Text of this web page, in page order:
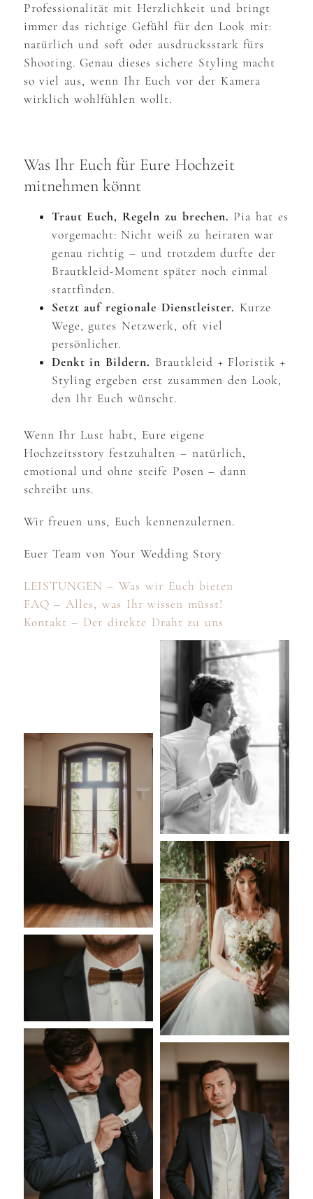
Professionalität mit Herzlichkeit und bringt
immer das richtige Gefühl für den Look mit:
natürlich und soft oder ausdrucksstark fürs
Shooting. Genau dieses sichere Styling macht
so viel aus, wenn Ihr Euch vor der Kamera
wirklich wohlfühlen wollt.
Was Ihr Euch für Eure Hochzeit
mitnehmen könnt
Traut Euch, Regeln zu brechen. Pia hat es
vorgemacht: Nicht weiß zu heiraten war
genau richtig – und trotzdem durfte der
Brautkleid-Moment später noch einmal
stattfinden.
Setzt auf regionale Dienstleister. Kurze
Wege, gutes Netzwerk, oft viel
persönlicher.
Denkt in Bildern. Brautkleid + Floristik +
Styling ergeben erst zusammen den Look,
den Ihr Euch wünscht.
Wenn Ihr Lust habt, Eure eigene
Hochzeitsstory festzuhalten – natürlich,
emotional und ohne steife Posen – dann
schreibt uns.
Wir freuen uns, Euch kennenzulernen.
Euer Team von Your Wedding Story
LEISTUNGEN – Was wir Euch bieten
FAQ – Alles, was Ihr wissen müsst!
Kontakt – Der direkte Draht zu uns